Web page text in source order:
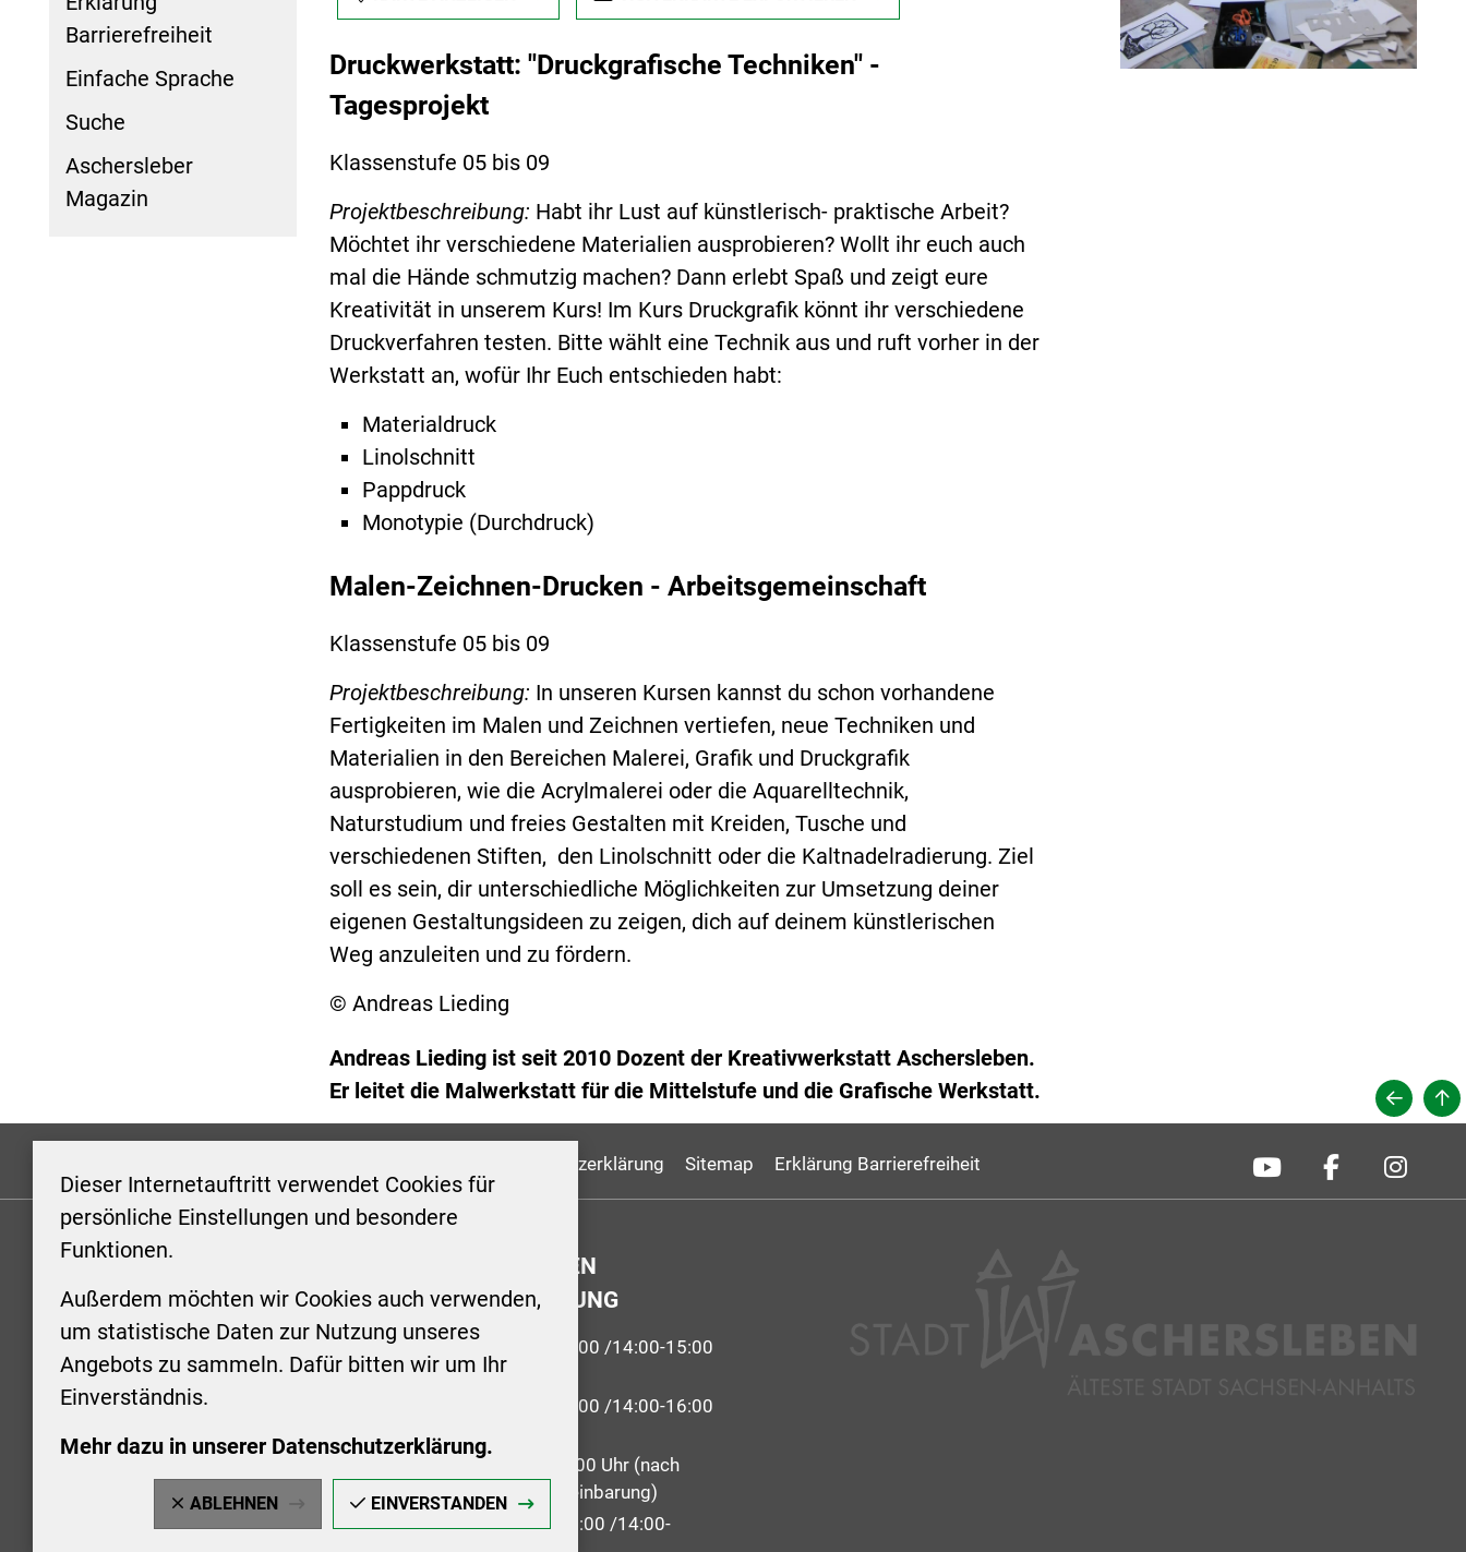
Dieser Internetauftritt verwendet Cookies für
persönliche Einstellungen und besondere
Funktionen.
Außerdem möchten wir Cookies auch verwenden,
um statistische Daten zur Nutzung unseres
Angebots zu sammeln. Dafür bitten wir um Ihr
Einverständnis.
Mehr dazu in unserer Datenschutzerklärung.
ABLEHNEN EINVERSTANDEN
Barrierefreiheit
Einfache Sprache
Suche
Aschersleber
Magazin
Druckwerkstatt: "Druckgrafische Techniken" -
Tagesprojekt
Klassenstufe 05 bis 09
Projektbeschreibung: Habt ihr Lust auf künstlerisch- praktische Arbeit?
Möchtet ihr verschiedene Materialien ausprobieren? Wollt ihr euch auch
mal die Hände schmutzig machen? Dann erlebt Spaß und zeigt eure
Kreativität in unserem Kurs! Im Kurs Druckgrafik könnt ihr verschiedene
Druckverfahren testen. Bitte wählt eine Technik aus und ruft vorher in der
Werkstatt an, wofür Ihr Euch entschieden habt:
Materialdruck
Linolschnitt
Pappdruck
Monotypie (Durchdruck)
Malen-Zeichnen-Drucken - Arbeitsgemeinschaft
Klassenstufe 05 bis 09
Projektbeschreibung: In unseren Kursen kannst du schon vorhandene
Fertigkeiten im Malen und Zeichnen vertiefen, neue Techniken und
Materialien in den Bereichen Malerei, Grafik und Druckgrafik
ausprobieren, wie die Acrylmalerei oder die Aquarelltechnik,
Naturstudium und freies Gestalten mit Kreiden, Tusche und
verschiedenen Stiften, den Linolschnitt oder die Kaltnadelradierung. Ziel
soll es sein, dir unterschiedliche Möglichkeiten zur Umsetzung deiner
eigenen Gestaltungsideen zu zeigen, dich auf deinem künstlerischen
Weg anzuleiten und zu fördern.
© Andreas Lieding
Andreas Lieding ist seit 2010 Dozent der Kreativwerkstatt Aschersleben.
Er leitet die Malwerkstatt für die Mittelstufe und die Grafische Werkstatt.
Datenschutzerklärung Sitemap Erklärung Barrierefreiheit
KONTAKT
Stadt Aschersleben
Markt 1
06449 Aschersleben
+49 3473 958-0
stadt@aschersleben.de
https://www.aschersleben.de/
ÖFFNUNGSZEITEN
STADTVERWALTUNG
Montag: 09:00-12:00 /14:00-15:00
Uhr
Dienstag: 09:00-12:00 /14:00-16:00
Uhr
Mittwoch: 09:00 - 12:00 Uhr (nach
vorheriger Terminvereinbarung)
Donnerstag: 09:00-12:00 /14:00-